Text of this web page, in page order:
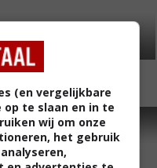
4,4
(2007)
(en vergelijkbare
te slaan en in te
wij om onze
het gebruik